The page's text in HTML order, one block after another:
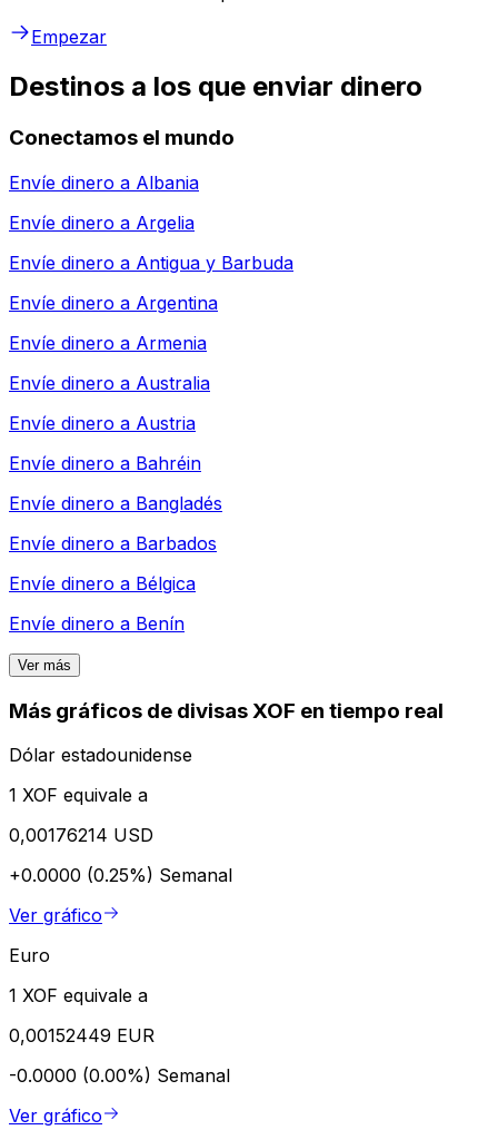
Empezar
Destinos a los que enviar dinero
Conectamos el mundo
Envíe dinero a Albania
Envíe dinero a Argelia
Envíe dinero a Antigua y Barbuda
Envíe dinero a Argentina
Envíe dinero a Armenia
Envíe dinero a Australia
Envíe dinero a Austria
Envíe dinero a Bahréin
Envíe dinero a Bangladés
Envíe dinero a Barbados
Envíe dinero a Bélgica
Envíe dinero a Benín
Ver más
Más gráficos de divisas XOF en tiempo real
Dólar estadounidense
1 XOF equivale a
0,00176214 USD
+0.0000 (0.25%) Semanal
Ver gráfico
Euro
1 XOF equivale a
0,00152449 EUR
-0.0000 (0.00%) Semanal
Ver gráfico